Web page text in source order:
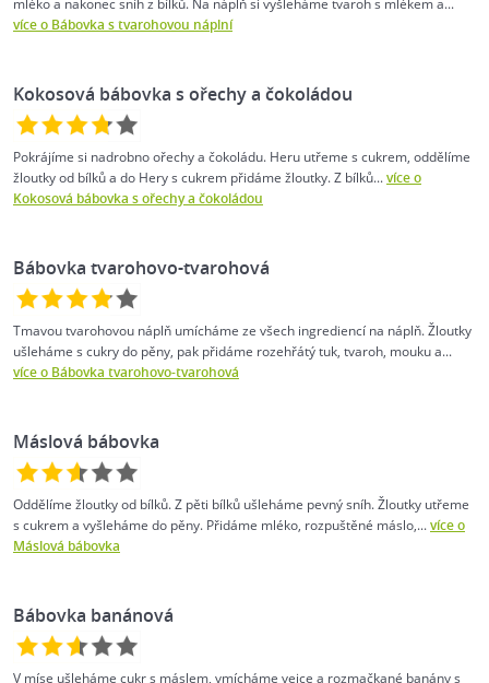
mléko a nakonec sníh z bílků. Na náplň si vyšleháme tvaroh s mlékem a...
více o Bábovka s tvarohovou náplní
Kokosová bábovka s ořechy a čokoládou
Pokrájíme si nadrobno ořechy a čokoládu. Heru utřeme s cukrem, oddělíme
žloutky od bílků a do Hery s cukrem přidáme žloutky. Z bílků...více o
Kokosová bábovka s ořechy a čokoládou
Bábovka tvarohovo-tvarohová
Tmavou tvarohovou náplň umícháme ze všech ingrediencí na náplň. Žloutky
ušleháme s cukry do pěny, pak přidáme rozehřátý tuk, tvaroh, mouku a...
více o Bábovka tvarohovo-tvarohová
Máslová bábovka
Oddělíme žloutky od bílků. Z pěti bílků ušleháme pevný sníh. Žloutky utřeme
s cukrem a vyšleháme do pěny. Přidáme mléko, rozpuštěné máslo,...více o
Máslová bábovka
Bábovka banánová
V míse ušleháme cukr s máslem, vmícháme vejce a rozmačkané banány s